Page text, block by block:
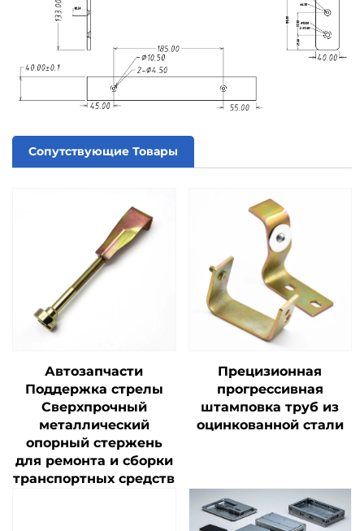
Сопутствующие Товары
Автозапчасти
Поддержка стрелы
Сверхпрочный
металлический
опорный стержень
для ремонта и сборки
транспортных средств
Прецизионная
прогрессивная
штамповка труб из
оцинкованной стали